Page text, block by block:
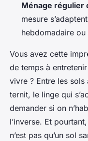
Ménage régulier
mesure
hebdomadaire
Vous avez cette
de temps à
vivre ? Entre les
ternit, le linge qui
demander si on
l’inverse. Et
n’est pas qu’un sol